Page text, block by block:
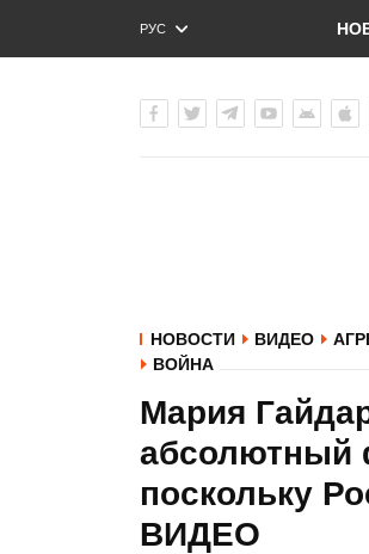
РУС
ENG
НОВОСТИ ВИДЕО
ВОЙНА
Мария
абсолютный
поскольку
ВИДЕО